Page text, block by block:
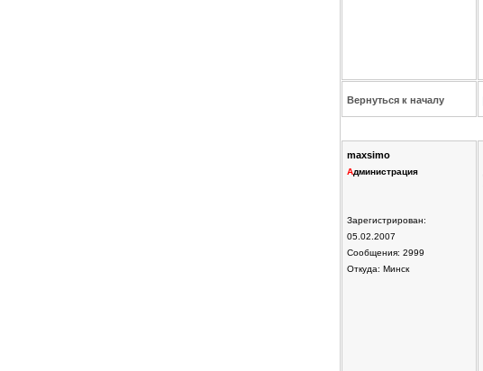
Вернуться к началу
maxsimo
Администрация
Зарегистрирован:
05.02.2007
Сообщения: 2999
Откуда: Минск